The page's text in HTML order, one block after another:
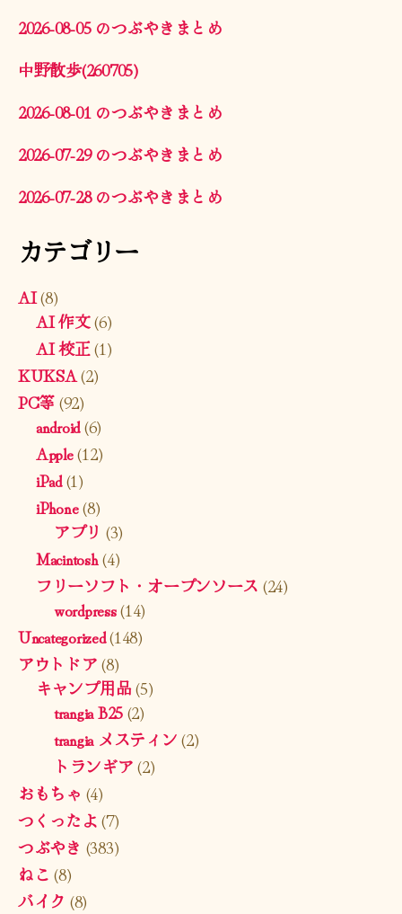
2026-08-05 のつぶやきまとめ
中野散歩(260705)
2026-08-01 のつぶやきまとめ
2026-07-29 のつぶやきまとめ
2026-07-28 のつぶやきまとめ
カテゴリー
AI(8)
AI 作文(6)
AI 校正(1)
KUKSA(2)
PC等(92)
android(6)
Apple(12)
iPad(1)
iPhone(8)
アプリ (3)
Macintosh(4)
フリーソフト・オープンソース (24)
wordpress(14)
Uncategorized(148)
アウトドア(8)
キャンプ用品(5)
trangia B25(2)
trangia メスティン(2)
トランギア(2)
おもちゃ (4)
つくったよ(7)
つぶやき (383)
ねこ (8)
バイク (8)